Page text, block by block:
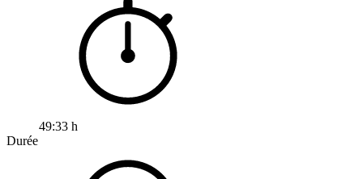
49:33 h
Durée